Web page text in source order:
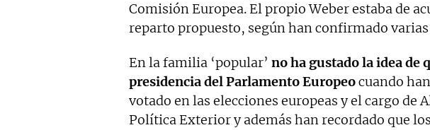
Comisión Europea. El propio Weber estaba de
reparto propuesto, según han confirmado
En la familia ‘popular’ no ha gustado la idea de
presidencia del Parlamento Europeocuando
votado en las elecciones europeas y el cargo de
Política Exterior y además han recordado que